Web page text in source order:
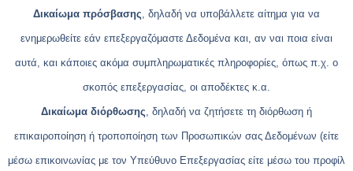
Δικαίωμα πρόσβασης, δηλαδή να υποβάλλετε αίτημα για να
ενημερωθείτε εάν επεξεργαζόμαστε Δεδομένα και, αν ναι ποια είναι
αυτά, και κάποιες ακόμα συμπληρωματικές πληροφορίες, όπως π.χ. ο
σκοπός επεξεργασίας, οι αποδέκτες κ.α.
Δικαίωμα διόρθωσης, δηλαδή να ζητήσετε τη διόρθωση ή
επικαιροποίηση ή τροποποίηση των Προσωπικών σας Δεδομένων (είτε
μέσω επικοινωνίας με τον Υπεύθυνο Επεξεργασίας είτε μέσω του προφίλ